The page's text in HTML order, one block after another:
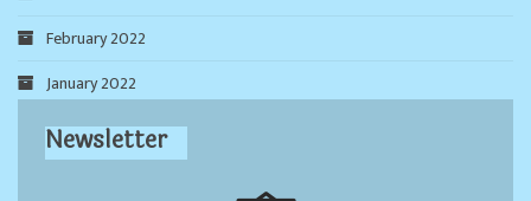
February 2022
January 2022
Newsletter